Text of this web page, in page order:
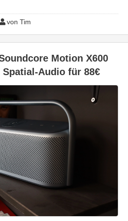
von Tim
Motion X600
Audio für 88€